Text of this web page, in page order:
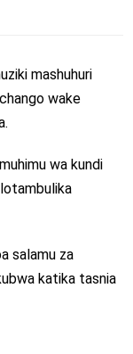
mashuhuri
wake
wa kundi
salamu za
katika tasnia